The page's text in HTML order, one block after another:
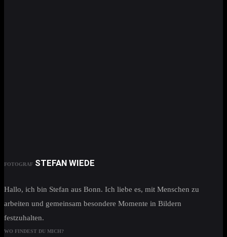
FOTOGRAF STEFAN WIEDE
Hallo, ich bin Stefan aus Bonn. Ich liebe es, mit Menschen zu
arbeiten und gemeinsam besondere Momente in Bildern
festzuhalten.
WO FINDEST DU MICH?